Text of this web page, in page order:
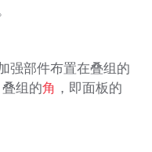
强部件布置在叠组的
组的角 ，即面板的